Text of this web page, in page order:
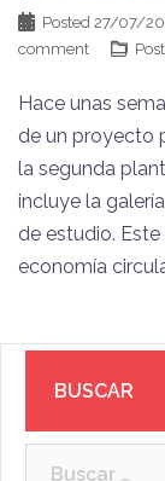
Posted 27/07/
comment
Hace unas
de un proyecto
la segunda
incluye la
de estudio.
economía
BUSCAR